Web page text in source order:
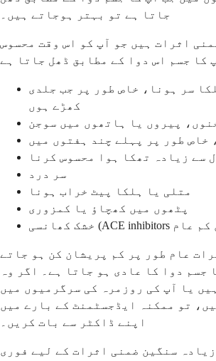
جاتا ہے تو بہتر ہوجاتے ہیں۔
اثرات ہیں جو آپ کو اس وقت محسوس
سر ہونا، خاص طور پر جب جلدی
کھڑے ہوں
پیروں یا ہاتھوں میں سوجن
خاص طور پر پہلے چند ہفتوں میں
سے زیادہ تھکا ہوا محسوس کرنا
سر درد
متلی یا ہلکا پیٹ خراب ہونا
پٹھوں میں کھچاؤ یا کمزوری
عام طور پر کم پریشان کن ہو جاتے
جسم دوا کا عادی ہو جاتا ہے۔ اگر وہ
یا آپ کی روزمرہ کی سرگرمیوں میں
تو ممکنہ ایڈجسٹمنٹ کے بارے میں
اپنے ڈاکٹر سے بات کریں۔
سنگین ضمنی اثرات کے لیے فوری